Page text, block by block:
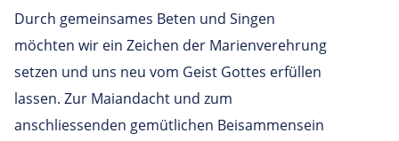
Durch gemeinsames Beten und Singen
möchten wir ein Zeichen der Marienverehrung
setzen und uns neu vom Geist Gottes erfüllen
lassen. Zur Maiandacht und zum
anschliessenden gemütlichen Beisammensein